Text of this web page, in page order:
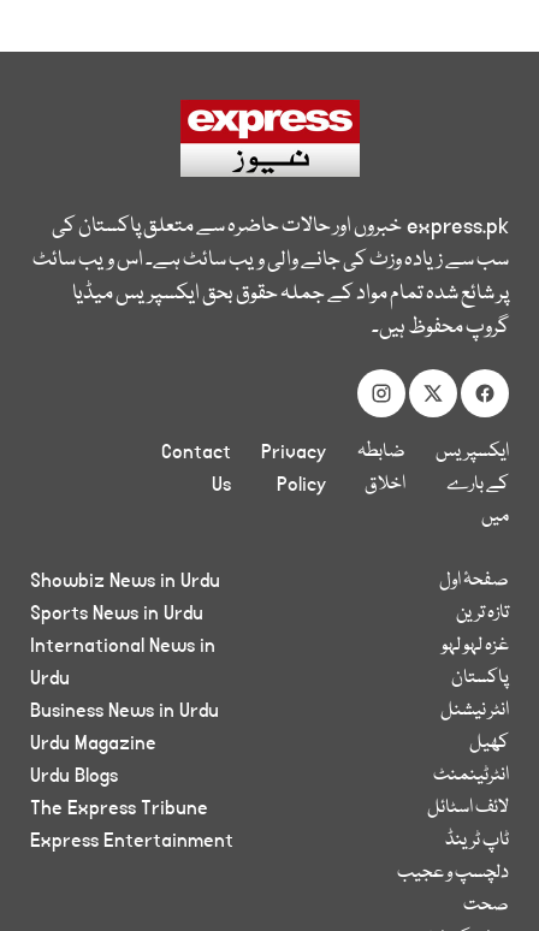
express.pkخبروں اور حالات حاضرہ سے متعلق پاکستان کی
سب سے زیادہ وزٹ کی جانے والی ویب سائٹ ہے۔ اس ویب سائٹ
پر شائع شدہ تمام مواد کے جملہ حقوق بحق ایکسپریس میڈیا
گروپ محفوظ ہیں۔
ایکسپریس
کے بارے
میں
ضابطہ
اخلاق
Privacy
Policy
Contact
Us
صفحۂ اول
تازہ ترین
غزہ لہو لہو
پاکستان
انٹر نیشنل
کھیل
انٹرٹینمنٹ
لائف اسٹائل
ٹاپ ٹرینڈ
دلچسپ و عجیب
صحت
Showbiz News in Urdu
Sports News in Urdu
International News in
Urdu
Business News in Urdu
Urdu Magazine
Urdu Blogs
The Express Tribune
Express Entertainment